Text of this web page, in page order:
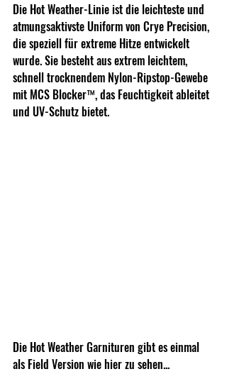
Die Hot Weather-Linie ist die leichteste und
atmungsaktivste Uniform von Crye Precision,
die speziell für extreme Hitze entwickelt
wurde. Sie besteht aus extrem leichtem,
schnell trocknendem Nylon-Ripstop-Gewebe
mit MCS Blocker™, das Feuchtigkeit ableitet
und UV-Schutz bietet.
Die Hot Weather Garnituren gibt es einmal
als Field Version wie hier zu sehen...